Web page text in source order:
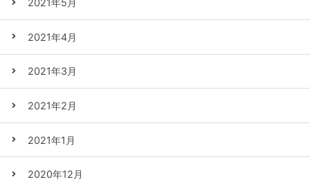
2021年5月
2021年4月
2021年3月
2021年2月
2021年1月
2020年12月